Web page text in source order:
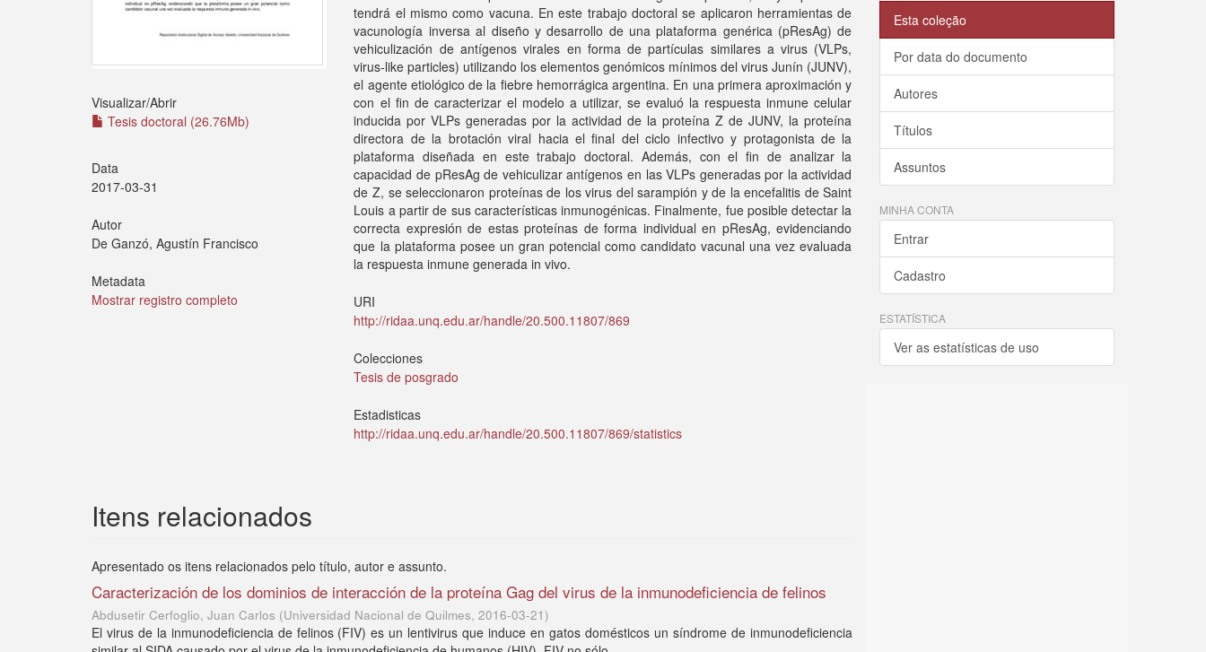
Visualizar/Abrir
Tesis doctoral (26.76Mb)
Data
2017-03-31
Autor
De Ganzó, Agustín Francisco
Metadata
Mostrar registro completo
tendrá el mismo como vacuna. En este trabajo doctoral se aplicaron herramientas de
vacunología inversa al diseño y desarrollo de una plataforma genérica (pResAg) de
vehiculización de antígenos virales en forma de partículas similares a virus (VLPs,
virus-like particles) utilizando los elementos genómicos mínimos del virus Junín (JUNV),
el agente etiológico de la fiebre hemorrágica argentina. En una primera aproximación y
con el fin de caracterizar el modelo a utilizar, se evaluó la respuesta inmune celular
inducida por VLPs generadas por la actividad de la proteína Z de JUNV, la proteína
directora de la brotación viral hacia el final del ciclo infectivo y protagonista de la
plataforma diseñada en este trabajo doctoral. Además, con el fin de analizar la
capacidad de pResAg de vehiculizar antígenos en las VLPs generadas por la actividad
de Z, se seleccionaron proteínas de los virus del sarampión y de la encefalitis de Saint
Louis a partir de sus características inmunogénicas. Finalmente, fue posible detectar la
correcta expresión de estas proteínas de forma individual en pResAg, evidenciando
que la plataforma posee un gran potencial como candidato vacunal una vez evaluada
la respuesta inmune generada in vivo.
URI
http://ridaa.unq.edu.ar/handle/20.500.11807/869
Colecciones
Tesis de posgrado
Estadisticas
http://ridaa.unq.edu.ar/handle/20.500.11807/869/statistics
Itens relacionados
Apresentado os itens relacionados pelo título, autor e assunto.
Caracterización de los dominios de interacción de la proteína Gag del virus de la inmunodeficiencia de felinos
Abdusetir Cerfoglio, Juan Carlos (Universidad Nacional de Quilmes, 2016-03-21)
El virus de la inmunodeficiencia de felinos (FIV) es un lentivirus que induce en gatos domésticos un síndrome de inmunodeficiencia
Esta coleção
Por data do documento
Autores
Títulos
Assuntos
MINHA CONTA
Entrar
Cadastro
ESTATÍSTICA
Ver as estatísticas de uso